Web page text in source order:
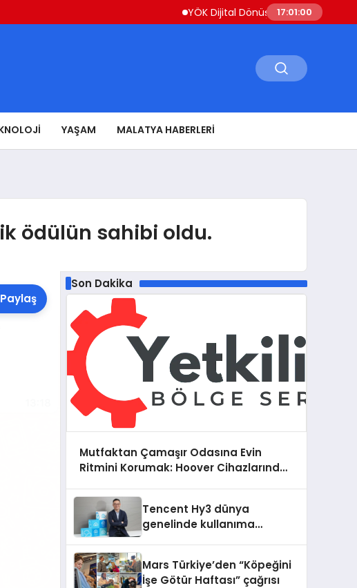
YÖK Dijital Dönüşüm İçin Bilişim
17:01:01
YAŞAM MALATYA HABERLERI
ödülün sahibi oldu.
Paylaş
Son Dakika
Mutfaktan Çamaşır Odasına Evin
Ritmini Korumak: Hoover Cihazlarında
Tencent Hy3 dünya
genelinde kullanıma
Mars Türkiye’den “Köpeğini
İşe Götür Haftası” çağrısı